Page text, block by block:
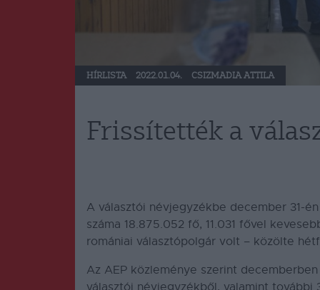
HÍRLISTA 2022.01.04. CSIZMADIA ATTILA
Frissítették a
A választói névjegyzékbe december 31-
száma 18.875.052 fő, 11.031 fővel
romániai választópolgár volt – közölte
Az AEP közleménye szerint